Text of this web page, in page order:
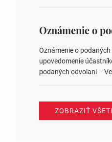
ysledky.html
Oznámenie o
upovedomenie
podaných odvolani –
ZOBRAZIŤ